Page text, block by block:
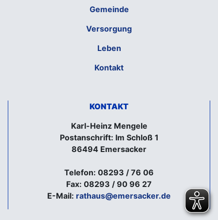
Gemeinde
Versorgung
Leben
Kontakt
KONTAKT
Karl-Heinz Mengele
Postanschrift: Im Schloß 1
86494 Emersacker
Telefon: 08293 / 76 06
Fax: 08293 / 90 96 27
E-Mail: rathaus@emersacker.de